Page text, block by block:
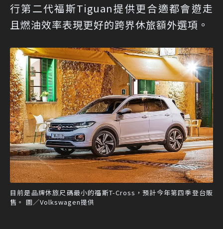
行第二代福斯Tiguan提供更合適都會遊走
且燃油效率表現更好的跨界休旅額外選項。
目前是品牌休旅尺碼最小的福斯T-Cross，預計今年第四季登台販
售。 圖／Volkswagen提供